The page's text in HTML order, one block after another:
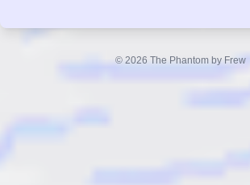
© 2026 The Phantom by Frew